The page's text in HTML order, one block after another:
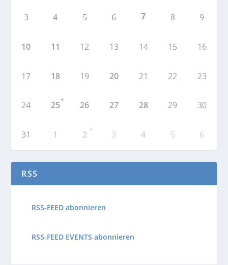
3 4 5 6 7 8 9
10 11 12 13 14 15 16
17 18 19 20 21 22 23
24 25
+
26 27 28 29 30
31 1 2
+
3 4 5 6
RSS
RSS-FEED abonnieren
RSS-FEED EVENTS abonnieren